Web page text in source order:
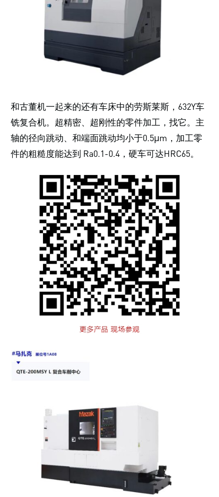
和古董机一起来的还有车床中的劳斯莱斯，632Y车
铣复合机。超精密、超刚性的零件加工，找它。主
轴的径向跳动、和端面跳动均小于0.5μm，加工零
件的粗糙度能达到 Ra0.1-0.4，硬车可达HRC65。